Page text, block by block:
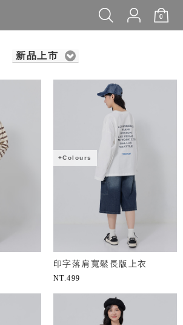
0
MEN KIDS BABY
新品上市
+Colours
印字落肩寬鬆長版上衣
NT.499